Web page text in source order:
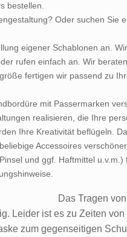
bestellen.
Oder suchen Sie
eigener Schablonen an.
rufen einfach an. Wir
fertigen wir passend zu
mit Passermarken
realisieren, die Ihre
Ihre Kreativität beflügeln.
Accessoires
und ggf. Haftmittel
Das Tragen
Leider ist es zu Zeiten
zum gegenseitigen